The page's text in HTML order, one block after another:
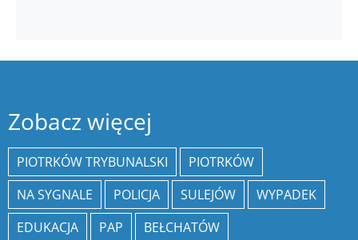
Zobacz więcej
PIOTRKÓW TRYBUNALSKI
PIOTRKÓW
NA SYGNALE
POLICJA SULEJÓW
WYPADEK
EDUKACJA
PAP
BEŁCHATÓW